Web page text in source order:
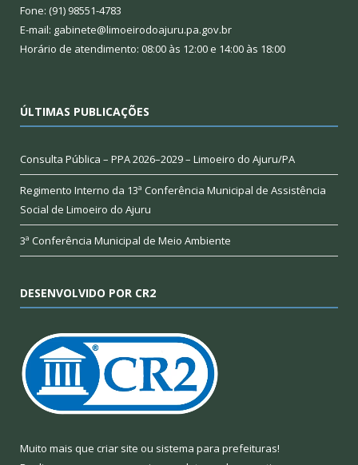
Fone: (91) 98551-4783
E-mail: gabinete@limoeirodoajuru.pa.gov.br
Horário de atendimento: 08:00 às 12:00 e 14:00 às 18:00
ÚLTIMAS PUBLICAÇÕES
Consulta Pública – PPA 2026–2029 – Limoeiro do Ajuru/PA
Regimento Interno da 13ª Conferência Municipal de Assistência
Social de Limoeiro do Ajuru
3ª Conferência Municipal de Meio Ambiente
DESENVOLVIDO POR CR2
Muito mais que criar site ou sistema para prefeituras!